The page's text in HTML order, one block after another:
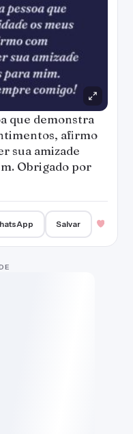
que demonstra
afirmo
sua amizade
Obrigado por
Salvar